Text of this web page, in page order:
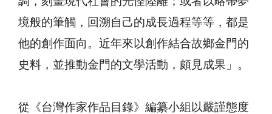
境般的筆觸，回溯自己的成長過程等等，都是
他的創作面向。近年來以創作結合故鄉金門的
史料，並推動金門的文學活動，頗見成果」。
從《台灣作家作品目錄》編纂小組以嚴謹態度